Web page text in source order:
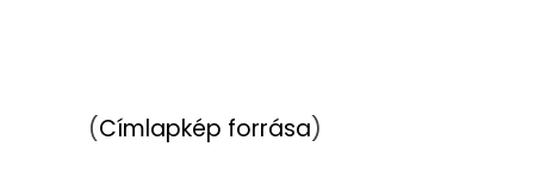
(Címlapkép forrása)